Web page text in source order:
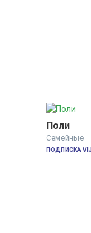
Поли
Семейные
ПОДПИСКА